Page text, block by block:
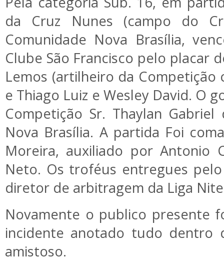
da Cruz Nunes (campo do
Comunidade Nova Brasília,
Clube São Francisco pelo placar
Lemos (artilheiro da Competição
e Thiago Luiz e Wesley David. O
Competição Sr. Thaylan
Nova Brasília. A partida Foi
Moreira, auxiliado por Antonio
Neto. Os troféus entregues
diretor de arbitragem da Liga
Novamente o publico presente
incidente anotado tudo dentro
amistoso.